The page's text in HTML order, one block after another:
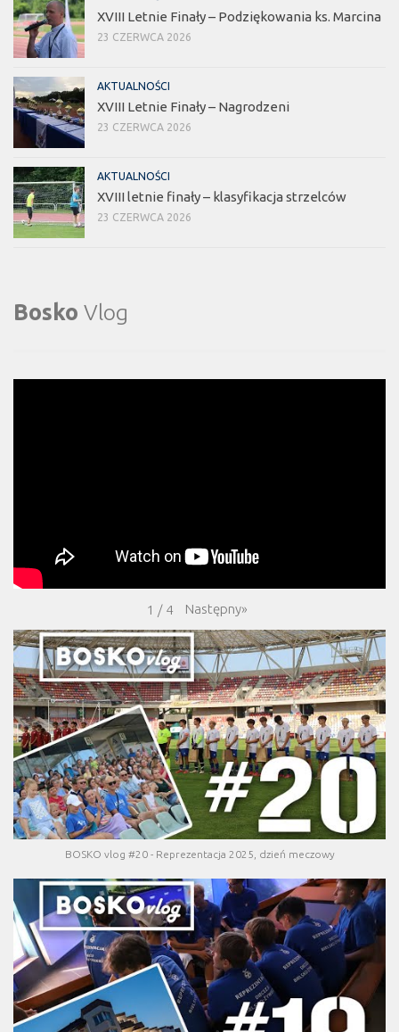
XVIII Letnie Finały – Podziękowania ks. Marcina
23 CZERWCA 2026
AKTUALNOŚCI
XVIII Letnie Finały – Nagrodzeni
23 CZERWCA 2026
AKTUALNOŚCI
XVIII letnie finały – klasyfikacja strzelców
23 CZERWCA 2026
Bosko Vlog
1 / 4 Następny»
BOSKO vlog #20 - Reprezentacja 2025, dzień meczowy